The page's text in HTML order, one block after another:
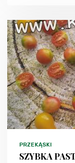
PRZEKĄSKI
SZYBKA